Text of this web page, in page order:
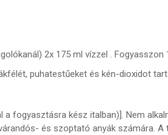
2x 175 ml vízzel .
puhatestűeket és kén-dioxidot
kész italban)]. Nem
és szoptató anyák számára.